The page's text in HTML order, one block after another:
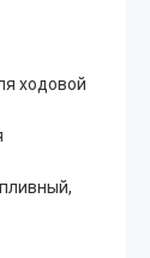
ходовой